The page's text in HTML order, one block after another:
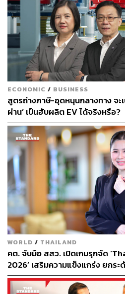
เพื่อปล่อยน้ำมันทั้งหมดให้กับผู้ค้า
และผ่อนคลายให้ผู้ใช้” พิพัฒน์กล่า
แม้รัฐบาลจะพยายามสื่อสารเพื่อ
ความตื่นตระหนก แต่ในความเป็น
ขึ้นราคาน้ำมัน ประชาชนย่อมตอบ
น้ำมันเพื่อรักษาสภาพคล่องในกระเ
รัฐบาลจึงเตรียมนำระบบ
เส้นทางน้ำมันแบบเรียลไทม์ ตั้งแ
ที่จะเปิดให้ดูในช่วงเย็นวันนี้ หรือ
และลดความกังวลใจ ซึ่งคงต้องพิ
นี้ควบคู่กับมาตรการทางกฎหมาย
การกักตุนและบรรเทาความตื่นตร
หรือไม่
กลไกสลับเชื้อเพลิงตรึงค่า
เมื่อหันมามองต้นทุนการผลิตไฟฟ้า
ขาด’ แต่อยู่ที่ ‘ราคาพุ่ง’ พูลพัฒน์
สำนักงานคณะกรรมการกำกับกิจ
อธิบายว่า ความขัดแย้งทำให้ราค
ECONOMIC / BUSINESS
สูตรถ่างภาษี-อุดหนุนกลางทาง จะ
ผ่าน’ เป็นฮับผลิต EV ได้จริงหรือ?
WORLD / THAILAND
คต. จับมือ สสว. เปิดเกมรุกจัด
2026’ เสริมความแข็งแกร่ง ยกร
สำปะหลังไทยในตลาดโลก